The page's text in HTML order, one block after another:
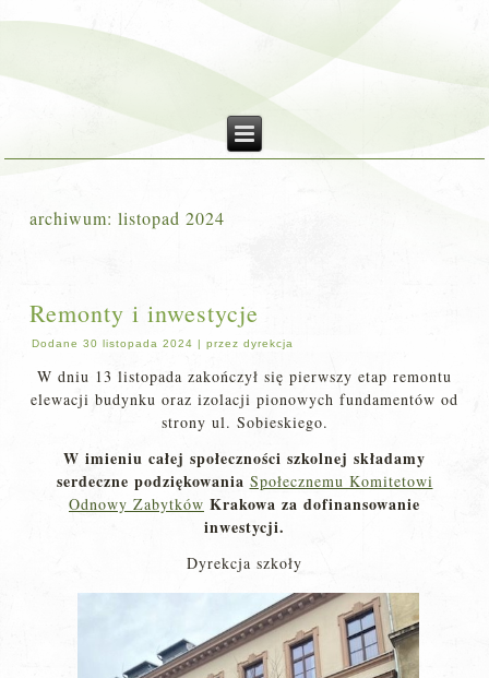
archiwum:listopad 2024
Remonty i inwestycje
Dodane 30 listopada 2024 |przez dyrekcja
W dniu 13 listopada zakończył się pierwszy etap remontu
elewacji budynku oraz izolacji pionowych fundamentów od
strony ul. Sobieskiego.
W imieniu całej społeczności szkolnej składamy
serdeczne podziękowania Społecznemu Komitetowi
Odnowy Zabytków Krakowa za dofinansowanie
inwestycji.
Dyrekcja szkoły